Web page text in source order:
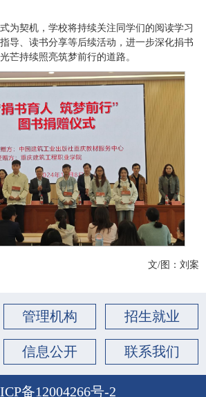
为契机，学校将持续关注同学们的阅读学习
导、读书分享等后续活动，进一步深化捐书
芒持续照亮筑梦前行的道路。
文/图：刘案
管理机构 招生就业
信息公开 联系我们
备12004266号-2